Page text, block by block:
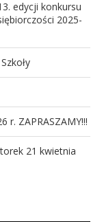
edycji konkursu
2025-
r. ZAPRASZAMY!!!
21 kwietnia